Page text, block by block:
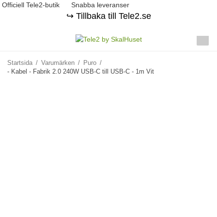
Officiell Tele2-butik Snabba leveranser
↪️ Tillbaka till Tele2.se
Startsida / Varumärken / Puro /
- Kabel - Fabrik 2.0 240W USB-C till USB-C - 1m Vit